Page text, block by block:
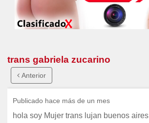
trans gabriela zucarino
Anterior
Publicado hace más de un mes
hola soy Mujer trans lujan buenos aires